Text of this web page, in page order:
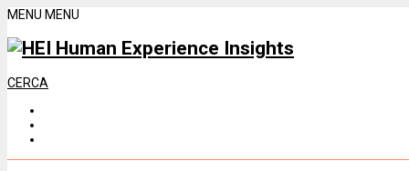
MENU MENU
CERCA